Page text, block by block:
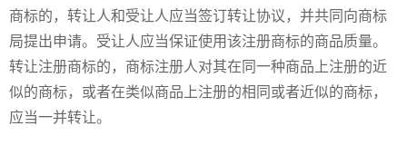
商标的，转让人和受让人应当签订转让协议，并共同向商标
局提出申请。受让人应当保证使用该注册商标的商品质量。
转让注册商标的，
商标注册人对其在同一种商品上注册的近
似的商标，或者在类似商品上注册的相同或者近似的商标，
应当一并转让。